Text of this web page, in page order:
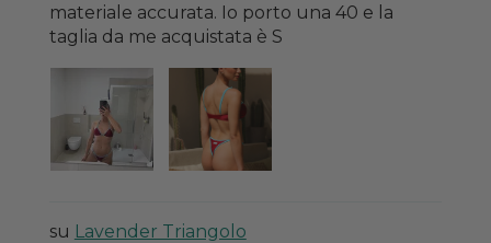
materiale accurata. Io porto una 40 e la
taglia da me acquistata è S
Lavender Triangolo